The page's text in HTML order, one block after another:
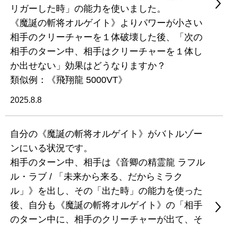
リガーした時」の能力を使いました。
《魔誕の斬将オルゲイト》よりパワーが小さい
相手のクリーチャーを１体破壊した後、「次の
相手のターン中、相手はクリーチャーを１体し
か出せない」効果はどうなりますか？
類似例：《飛翔龍 5000VT》
2025.8.8
自分の《魔誕の斬将オルゲイト》がバトルゾー
ンにいる状況です。
相手のターン中、相手は《音卿の精霊龍 ラフル
ル・ラブ / 「未来から来る、だからミラク
ル」》を出し、その「出た時」の能力を使った
後、自分も《魔誕の斬将オルゲイト》の「相手
のターン中に、相手のクリーチャーが出て、そ